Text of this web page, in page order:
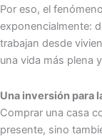
Por eso, el
exponencialmente:
trabajan desde
una vida más plena
Una inversión para
Comprar una casa
presente, sino